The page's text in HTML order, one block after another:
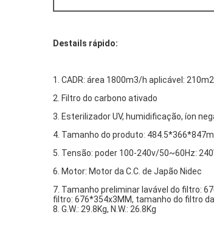
Destails rápido:
1. CADR: área 1800m3/h aplicável: 210m2
2. Filtro do carbono ativado
3. Esterilizador UV, humidificação, íon
4. Tamanho do produto:
5. Tensão: poder 100-240v/50~60Hz:
6. Motor: Motor da C.C. de Japão Nidec
7. Tamanho preliminar lavável do filtro:
filtro: 676*354x3MM, tamanho do filtro
8. G.W.: 29.8Kg, N.W.: 26.8Kg